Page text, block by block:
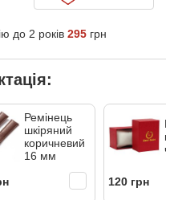
до 2 років 295 грн
Ремінець
шкіряний
коричневий
16 мм
120 грн